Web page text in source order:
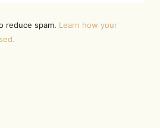
reduce spam. Learn how your